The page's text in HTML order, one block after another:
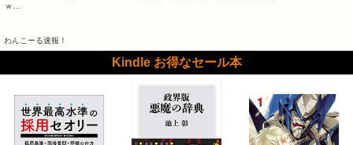
ｗ…
わんこーる速報！
Kindle お得なセール本